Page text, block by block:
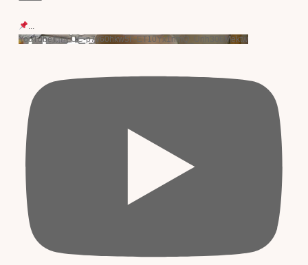
YouTube動画 UC-p7v60hkw5F-ET10Yx1nmQ_Unh306Mektw